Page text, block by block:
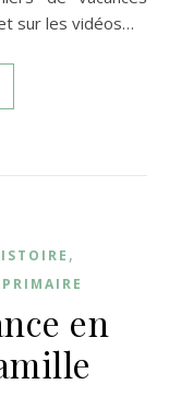
sur les vidéos…
,
PRIMAIRE
en